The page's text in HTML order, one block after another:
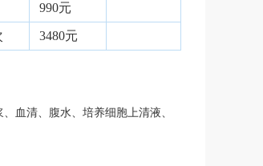
990元
3480元
血清、腹水、培养细胞上清液、